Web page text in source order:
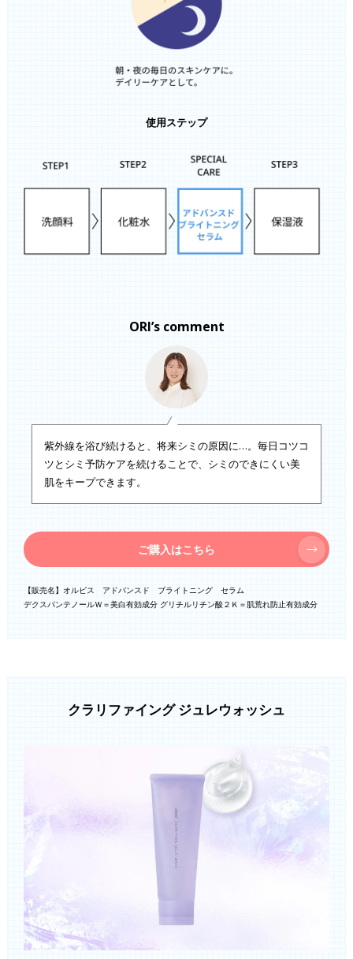
使用ステップ
ORI’s comment
紫外線を浴び続けると、将来シミの原因に…。毎日コツコ
ツとシミ予防ケアを続けることで、シミのできにくい美
肌をキープできます。
ご購入はこちら
【販売名】オルビス アドバンスド ブライトニング セラム
デクスパンテノールＷ＝美白有効成分 グリチルリチン酸２Ｋ＝肌荒れ防止有効成分
クラリファイング ジュレウォッシュ